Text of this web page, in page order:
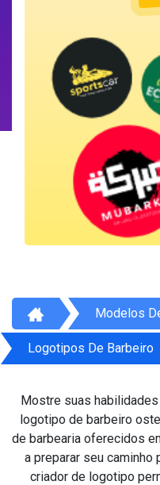
Modelos
Logotipos De Barbeiro
Mostre suas
logotipo de barbeiro
de barbearia oferecidos
a preparar seu
criador de logotipo